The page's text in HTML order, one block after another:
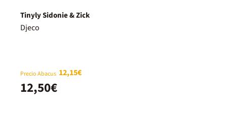
Tinyly Sidonie & Zick
Djeco
Precio Abacus 12,15€
12,50€